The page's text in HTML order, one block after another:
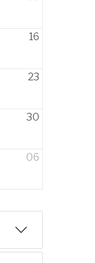
16
23
30
06